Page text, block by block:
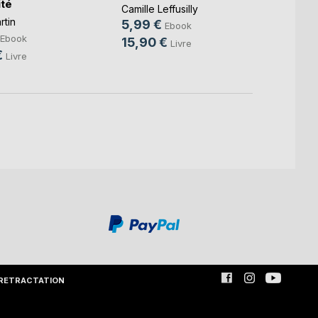
Ebook
Livre
Camille Leffusilly
5,99 € Ebook
15,90 € Livre